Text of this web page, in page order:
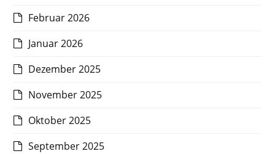
Februar 2026
Januar 2026
Dezember 2025
November 2025
Oktober 2025
September 2025